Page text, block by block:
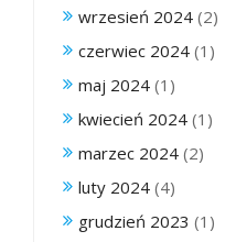
wrzesień 2024 (2)
czerwiec 2024 (1)
maj 2024 (1)
kwiecień 2024 (1)
marzec 2024 (2)
luty 2024 (4)
grudzień 2023 (1)